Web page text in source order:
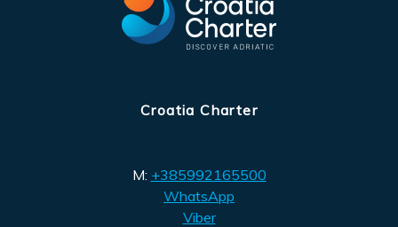
Croatia Charter
M: +385992165500
WhatsApp
Viber